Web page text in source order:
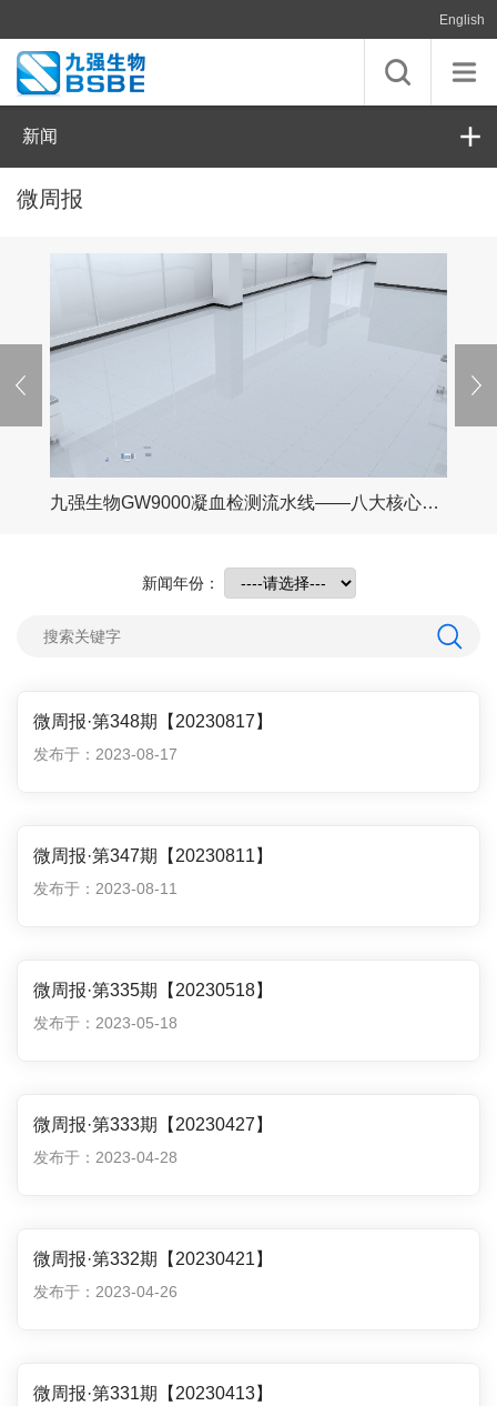
English
新闻
微周报
九强生物GW9000凝血检测流水线——八大核心功能优势，重新定义凝血检测效率
新闻年份：
微周报·第348期【20230817】
发布于：2023-08-17
微周报·第347期【20230811】
发布于：2023-08-11
微周报·第335期【20230518】
发布于：2023-05-18
微周报·第333期【20230427】
发布于：2023-04-28
微周报·第332期【20230421】
发布于：2023-04-26
微周报·第331期【20230413】